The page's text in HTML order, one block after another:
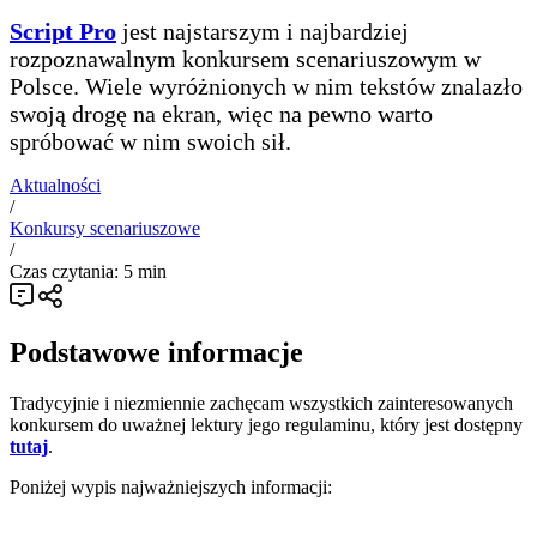
Script Pro jest najstarszym i najbardziej
rozpoznawalnym konkursem scenariuszowym w
Polsce. Wiele wyróżnionych w nim tekstów znalazło
swoją drogę na ekran, więc na pewno warto
spróbować w nim swoich sił.
Aktualności
/
Konkursy scenariuszowe
/
Czas czytania: 5 min
Podstawowe informacje
Tradycyjnie i niezmiennie zachęcam wszystkich zainteresowanych
konkursem do uważnej lektury jego regulaminu, który jest dostępny
tutaj.
Poniżej wypis najważniejszych informacji: